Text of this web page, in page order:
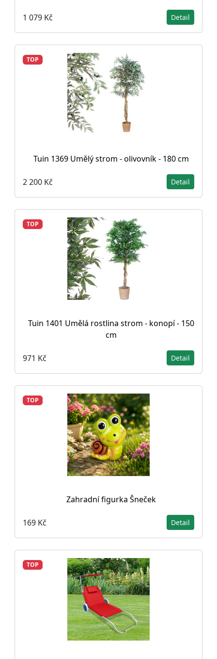
1 079 Kč Detail
TOP
Tuin 1369 Umělý strom - olivovník - 180 cm
2 200 Kč Detail
TOP
Tuin 1401 Umělá rostlina strom - konopí - 150
cm
971 Kč Detail
TOP
Zahradní figurka Šneček
169 Kč Detail
TOP